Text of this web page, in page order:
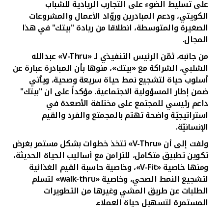
على تسليط الضوء على التجارب الريادية للشباب
الكويتي، ودعم المبادرينوروّاد الأعمال والمشروعات
الصغيرة والمتوسطة، انطلاقا من ريادة "بيتك" في هذا
المجال.
من جانبه، ثمّن الرئيس التنفيذي لـ «V-Thru» عبدالله
الشلبي، الشراكة مع «بيتك»، منوها بأن المبادرة عبارة عن
أسلوب حياة لتشجيع نمط حياة سريعة وصحية، ويأتي
ضمن إطار المسؤولية الاجتماعية. مؤكداً على ان "بيتك"
داعم رئيسي للمجتمع على مختلفة الأصعدة في
استراتيجيّة واضحة تهتم بالمجمتع والفرد والقيم
الإنسانيّة.
ولفت إلى أن «V-Thru» تتخذ خطوات بشكل مستمر بغرض
تكوين تطبيق متكامل، للتزامن مع أساليب الحياة الحديثة،
ومنها خاصية «V-Fit»، وخاصية حاسبة القيم الغذائية
لتشجيع النمط الصحي، وخاصية «walk-thru» لتسلم
الطلبات عن طريق المشي وغيرها من التطويرات
المستمرة لتسهيل حياة العملاء.